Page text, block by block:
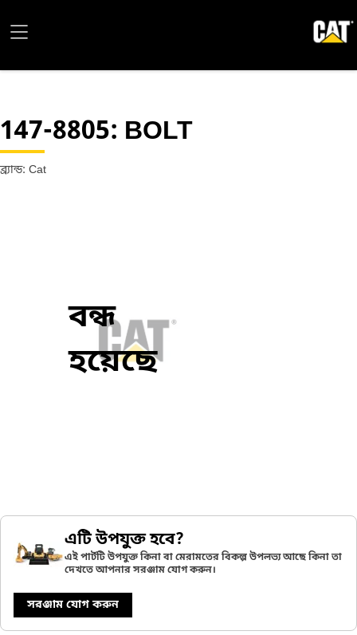
147-8805: BOLT
ব্র্যান্ড: Cat
বন্ধ
হয়েছে
এটি উপযুক্ত হবে?
এই পার্টটি উপযুক্ত কিনা বা মেরামতের বিকল্প উপলভ্য আছে কিনা তা
দেখতে আপনার সরঞ্জাম যোগ করুন।
সরঞ্জাম যোগ করুন